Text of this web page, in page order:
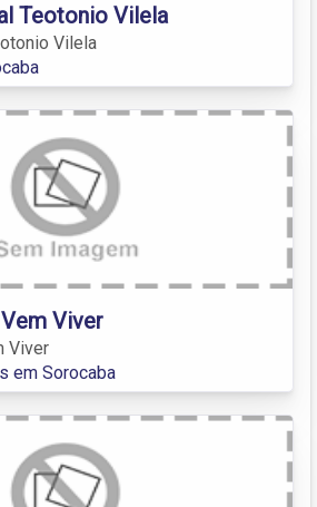
Teotonio Vilela
Vilela
Viver
Viver
em Sorocaba